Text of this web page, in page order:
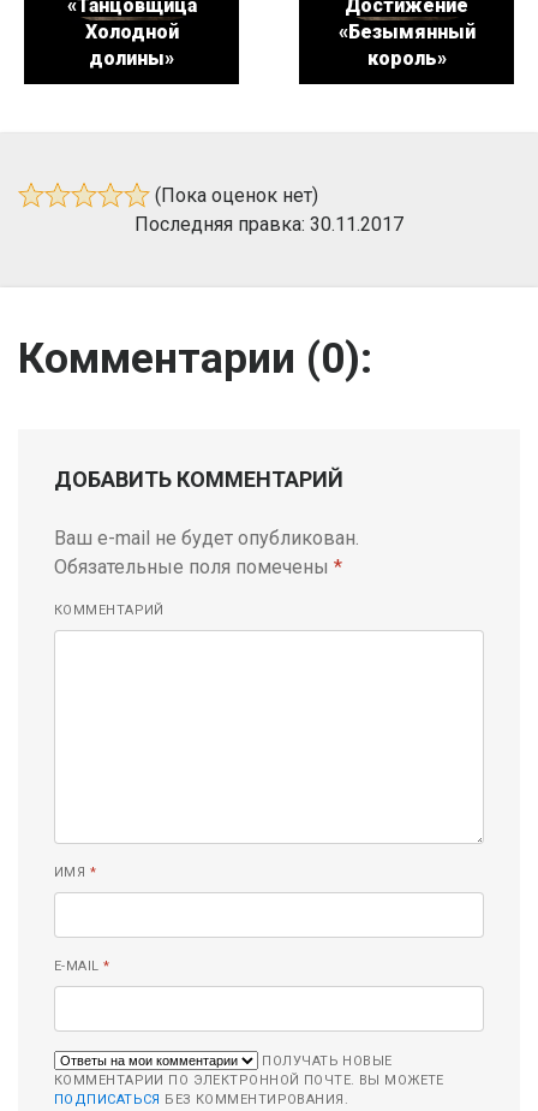
«Танцовщица
Холодной
долины»
Достижение
«Безымянный
король»
(Пока оценок нет)
Последняя правка: 30.11.2017
Комментарии (0):
ДОБАВИТЬ КОММЕНТАРИЙ
Ваш e-mail не будет опубликован.
Обязательные поля помечены *
КОММЕНТАРИЙ
ИМЯ *
E-MAIL*
ПОЛУЧАТЬ НОВЫЕ
КОММЕНТАРИИ ПО ЭЛЕКТРОННОЙ ПОЧТЕ. ВЫ МОЖЕТЕ
ПОДПИСАТЬСЯ БЕЗ КОММЕНТИРОВАНИЯ.